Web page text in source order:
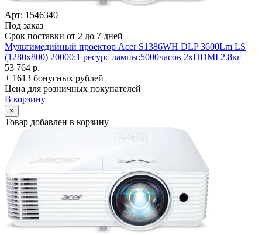
Арт: 1546340
Под заказ
Срок поставки от 2 до 7 дней
Мультимедийный проектор Acer S1386WH DLP 3600Lm LS
(1280x800) 20000:1 ресурс лампы:5000часов 2xHDMI 2.8кг
53 764 р.
+ 1613 бонусных рублей
Цена для розничных покупателей
В корзину
×
Товар добавлен в корзину